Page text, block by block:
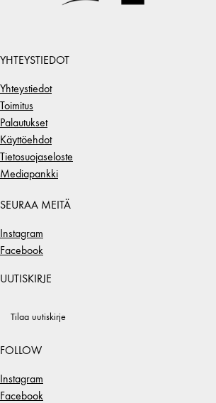
YHTEYSTIEDOT
Yhteystiedot
Toimitus
Palautukset
Käyttöehdot
Tietosuojaseloste
Mediapankki
SEURAA MEITÄ
Instagram
Facebook
UUTISKIRJE
Tilaa uutiskirje
FOLLOW
Instagram
Facebook